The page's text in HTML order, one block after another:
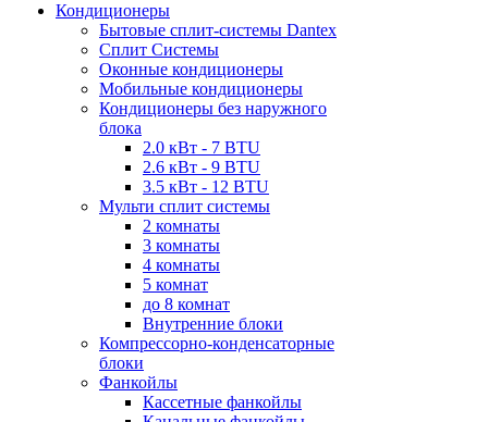
Кондиционеры
Бытовые сплит-системы Dantex
Сплит Системы
Оконные кондиционеры
Мобильные кондиционеры
Кондиционеры без наружного
блока
2.0 кВт - 7 BTU
2.6 кВт - 9 BTU
3.5 кВт - 12 BTU
Мульти сплит системы
2 комнаты
3 комнаты
4 комнаты
5 комнат
до 8 комнат
Внутренние блоки
Компрессорно-конденсаторные
блоки
Фанкойлы
Кассетные фанкойлы